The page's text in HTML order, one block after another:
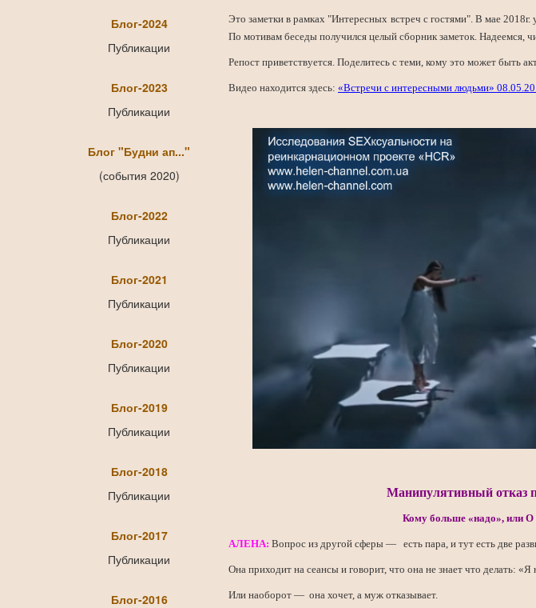
Блог-2024
Публикации
Блог-2023
Публикации
Блог "Будни ап..."
(события 2020)
Блог-2022
Публикации
Блог-2021
Публикации
Блог-2020
Публикации
Блог-2019
Публикации
Блог-2018
Публикации
Блог-2017
Публикации
Блог-2016
Это заметки в рамках "Интересных встреч с гостями". В мае 2018г.
По мотивам беседы получился целый сборник заметок. Надеемся,
Репост приветствуется. Поделитесь с теми, кому это может быть
Видео находится здесь:«Встречи с интересными людьми»
Манипулятивный отказ
Кому больше «надо», или О
АЛЕНА:Вопрос из другой сферы — есть пара, и тут есть две
Она приходит на сеансы и говорит, что она не знает что делать: «Я
Или наоборот — она хочет, а муж отказывает.